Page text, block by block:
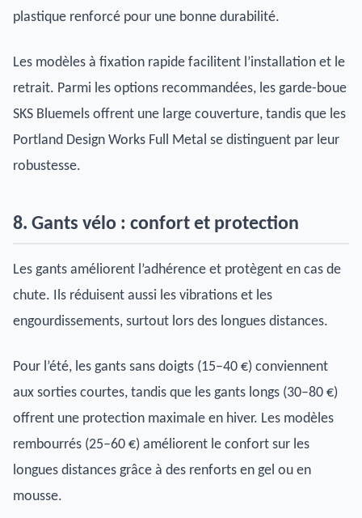
plastique renforcé pour une bonne durabilité.
Les modèles à fixation rapide facilitent l’installation et le
retrait. Parmi les options recommandées, les garde-boue
SKS Bluemels offrent une large couverture, tandis que les
Portland Design Works Full Metal se distinguent par leur
robustesse.
8. Gants vélo : confort et protection
Les gants améliorent l’adhérence et protègent en cas de
chute. Ils réduisent aussi les vibrations et les
engourdissements, surtout lors des longues distances.
Pour l’été, les gants sans doigts (15–40 €) conviennent
aux sorties courtes, tandis que les gants longs (30–80 €)
offrent une protection maximale en hiver. Les modèles
rembourrés (25–60 €) améliorent le confort sur les
longues distances grâce à des renforts en gel ou en
mousse.